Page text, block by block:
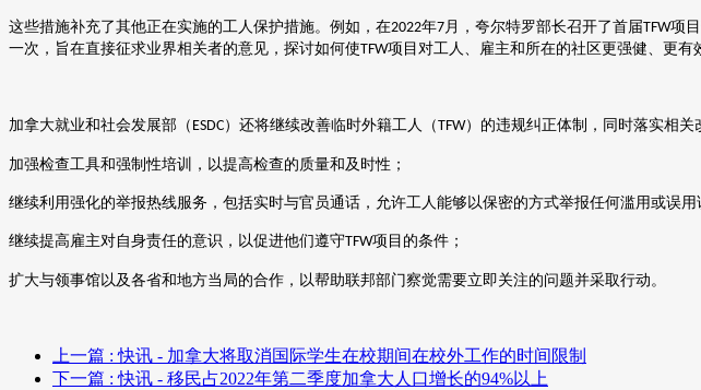
这些措施补充了其他正在实施的工人保护措施。例如，在2022年7 月，夸尔特罗部长召开了首届TFW项
一次，旨在直接征求业界相关者的意见，探讨如何使TFW项目对工人、雇主和所在的社区更强健、更有
加拿大就业和社会发展部（ ESDC）还将继续改善临时外籍工人（TFW）的违规纠正体制，同时落实相关
加强检查工具和强制性培训，以提高检查的质量和及时性；
继续利用强化的举报热线服务，包括实时与官员通话，允许工人能够以保密的方式举报任何滥用或误用
继续提高雇主对自身责任的意识，以促进他们遵守TFW项目的条件；
扩大与领事馆以及各省和地方当局的合作，以帮助联邦部门察觉需要立即关注的问题并采取行动。
上一篇 : 快讯 - 加拿大将取消国际学生在校期间在校外工作的时间限制
下一篇 : 快讯 - 移民占2022年第二季度加拿大人口增长的94%以上